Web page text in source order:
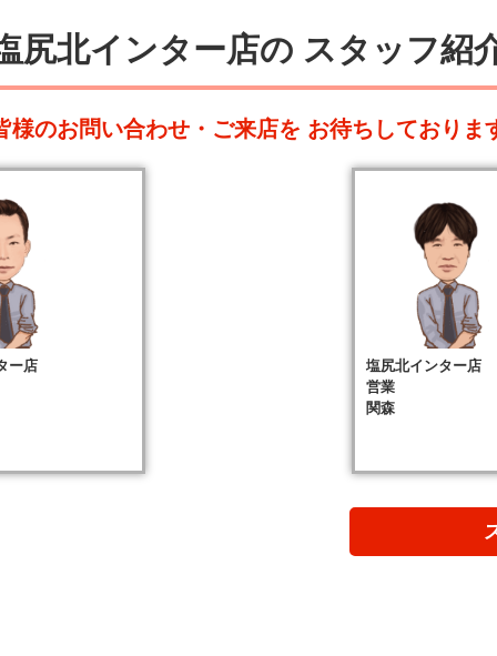
尻北インター店の スタッフ紹
様のお問い合わせ・ご来店を お待ちしておりま
ー店
塩尻北インター店
営業
関森